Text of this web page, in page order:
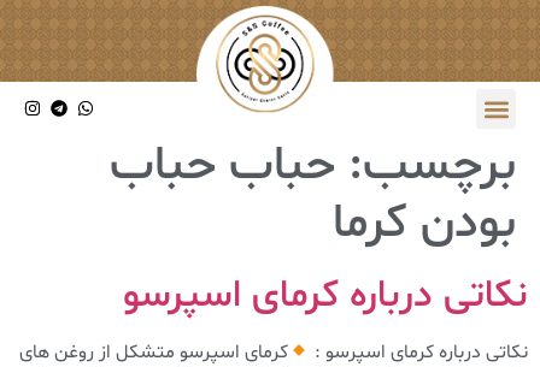
برچسب: حباب حباب
بودن کرما
نکاتی درباره کرمای اسپرسو
نکاتی درباره کرمای اسپرسو :
کرمای اسپرسو متشکل از روغن های